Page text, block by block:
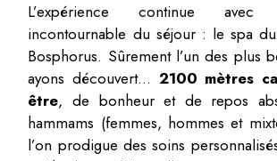
L’expérience continue
incontournable du séjour : le spa
Bosphorus. Sûrement l’un des plus
ayons découvert… 2100 mètres
être, de bonheur et de repos
hammams (femmes, hommes et
l’on prodigue des soins